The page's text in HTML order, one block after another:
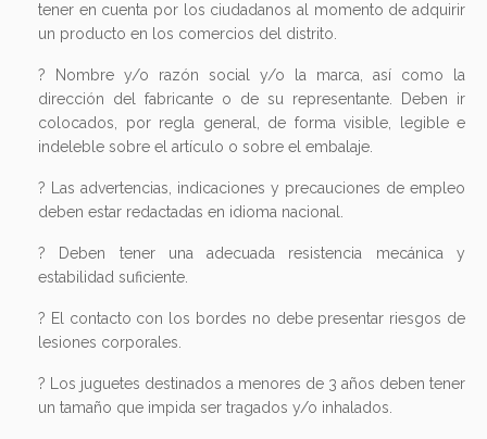
tener en cuenta por los ciudadanos al momento de adquirir
un producto en los comercios del distrito.
? Nombre y/o razón social y/o la marca, así como la
dirección del fabricante o de su representante. Deben ir
colocados, por regla general, de forma visible, legible e
indeleble sobre el artículo o sobre el embalaje.
? Las advertencias, indicaciones y precauciones de empleo
deben estar redactadas en idioma nacional.
? Deben tener una adecuada resistencia mecánica y
estabilidad suficiente.
? El contacto con los bordes no debe presentar riesgos de
lesiones corporales.
? Los juguetes destinados a menores de 3 años deben tener
un tamaño que impida ser tragados y/o inhalados.